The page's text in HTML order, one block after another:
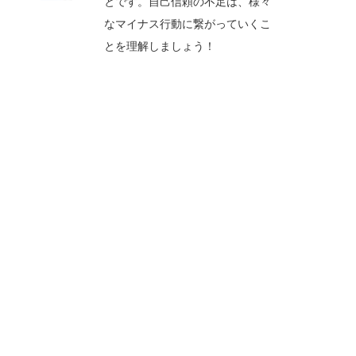
なマイナス行動に繋がっていくこ
とを理解しましょう！